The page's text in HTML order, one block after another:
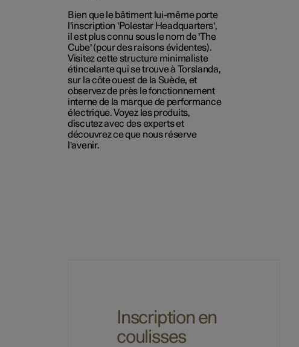
Bien que le bâtiment lui-même porte
l'inscription 'Polestar Headquarters',
il est plus connu sous le nom de 'The
Cube' (pour des raisons évidentes).
Visitez cette structure minimaliste
étincelante qui se trouve à Torslanda,
sur la côte ouest de la Suède, et
observez de près le fonctionnement
interne de la marque de performance
électrique. Voyez les produits,
discutez avec des experts et
découvrez ce que nous réserve
l'avenir.
Inscription en
coulisses